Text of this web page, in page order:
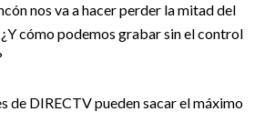
nos va a hacer perder la mitad del
cómo podemos grabar sin el control
de DIRECTV pueden sacar el máximo